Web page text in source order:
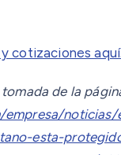
cotizaciones aquí.
de la
noticias/
esta-